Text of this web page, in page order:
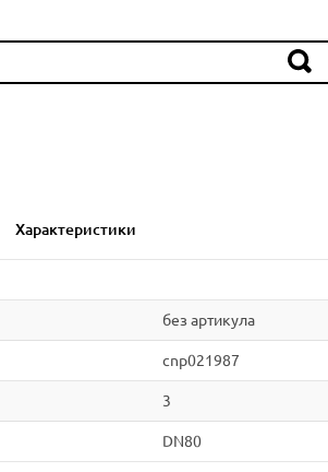
Характеристики
без артикула
cnp021987
3
DN80